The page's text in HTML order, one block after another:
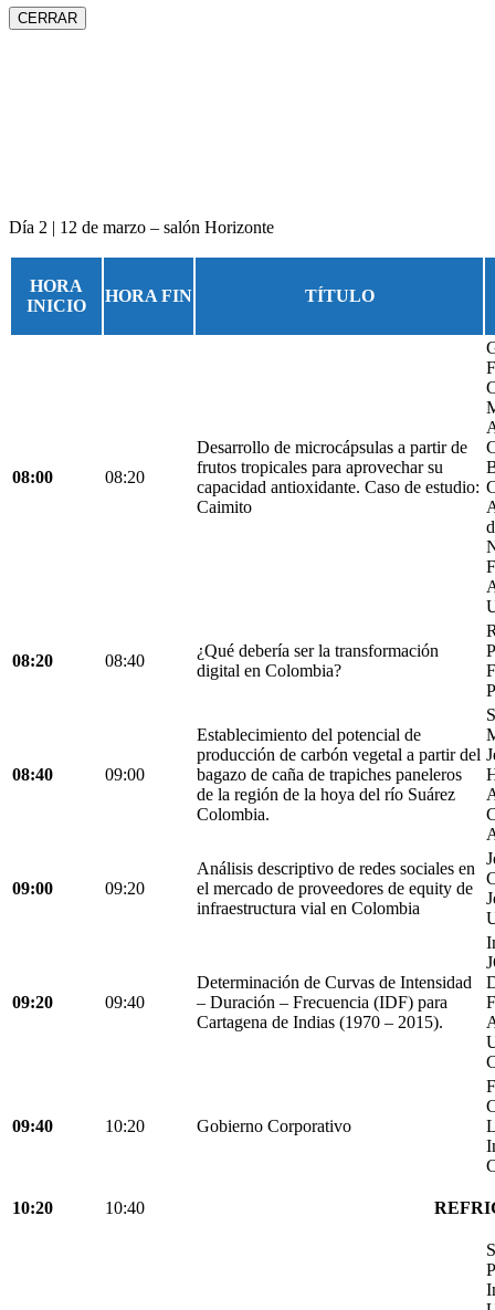
CERRAR
Día 2 | 12 de marzo – salón Horizonte
HORA
INICIO
HORA FIN TÍTULO
08:00 08:20
Desarrollo de microcápsulas a partir de
frutos tropicales para aprovechar su
capacidad antioxidante. Caso de estudio:
Caimito
08:20 08:40
¿Qué debería ser la transformación
digital en Colombia?
08:40 09:00
Establecimiento del potencial de
producción de carbón vegetal a partir del
bagazo de caña de trapiches paneleros
de la región de la hoya del río Suárez
Colombia.
09:00 09:20
Análisis descriptivo de redes sociales en
el mercado de proveedores de equity de
infraestructura vial en Colombia
09:20 09:40
Determinación de Curvas de Intensidad
– Duración – Frecuencia (IDF) para
Cartagena de Indias (1970 – 2015).
09:40 10:20 Gobierno Corporativo
10:20 10:40